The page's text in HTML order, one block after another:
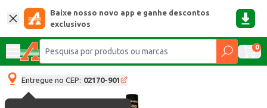
Baixe nosso novo app e ganhe descontos
exclusivos
0
Entregue no CEP: 02170-901